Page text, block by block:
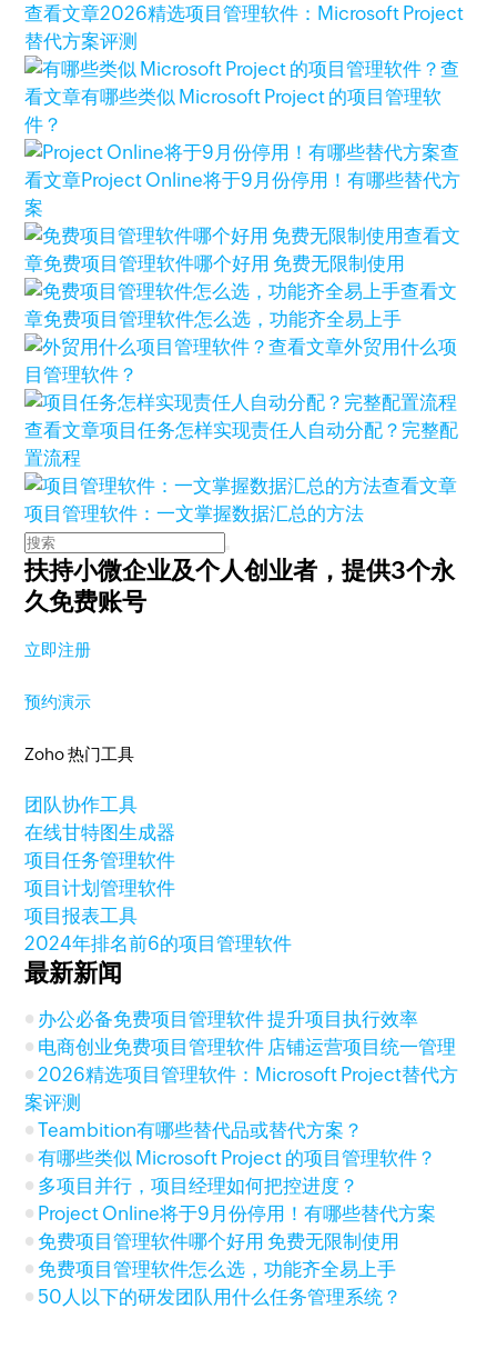
查看文章2026精选项目管理软件：Microsoft Project
替代方案评测
查
看文章有哪些类似 Microsoft Project 的项目管理软
件？
查
看文章Project Online将于9月份停用！有哪些替代方
案
查看文
章免费项目管理软件哪个好用 免费无限制使用
查看文
章免费项目管理软件怎么选，功能齐全易上手
查看文章外贸用什么项
目管理软件？
查看文章项目任务怎样实现责任人自动分配？完整配
置流程
查看文章
项目管理软件：一文掌握数据汇总的方法
扶持小微企业及个人创业者，提供3个永
久免费账号
立即注册
预约演示
Zoho 热门工具
团队协作工具
在线甘特图生成器
项目任务管理软件
项目计划管理软件
项目报表工具
2024年排名前6的项目管理软件
最新新闻
办公必备免费项目管理软件 提升项目执行效率
电商创业免费项目管理软件 店铺运营项目统一管理
2026精选项目管理软件：Microsoft Project替代方
案评测
Teambition有哪些替代品或替代方案？
有哪些类似 Microsoft Project 的项目管理软件？
多项目并行，项目经理如何把控进度？
Project Online将于9月份停用！有哪些替代方案
免费项目管理软件哪个好用 免费无限制使用
免费项目管理软件怎么选，功能齐全易上手
50人以下的研发团队用什么任务管理系统？